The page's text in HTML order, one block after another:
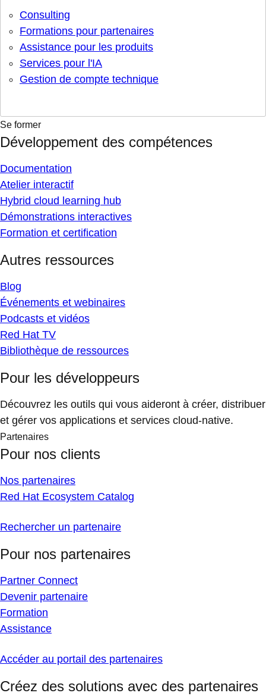
Consulting
Formations pour partenaires
Assistance pour les produits
Services pour l'IA
Gestion de compte technique
Se former
Développement des compétences
Documentation
Atelier interactif
Hybrid cloud learning hub
Démonstrations interactives
Formation et certification
Autres ressources
Blog
Événements et webinaires
Podcasts et vidéos
Red Hat TV
Bibliothèque de ressources
Pour les développeurs
Découvrez les outils qui vous aideront à créer, distribuer
et gérer vos applications et services cloud-native.
Partenaires
Pour nos clients
Nos partenaires
Red Hat Ecosystem Catalog
Rechercher un partenaire
Pour nos partenaires
Partner Connect
Devenir partenaire
Formation
Assistance
Accéder au portail des partenaires
Créez des solutions avec des partenaires